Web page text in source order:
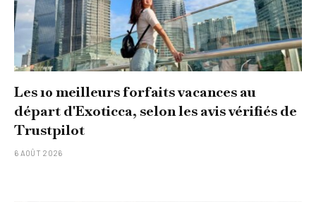
Les 10 meilleurs forfaits vacances au
départ d'Exoticca, selon les avis vérifiés de
Trustpilot
6 AOÛT 2026